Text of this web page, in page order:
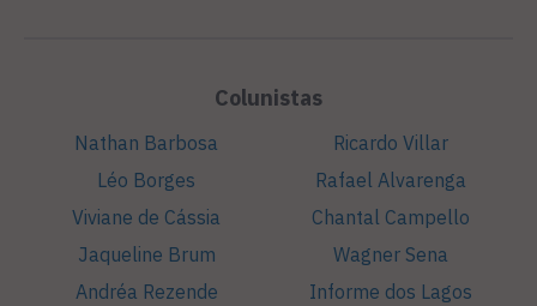
Colunistas
Nathan Barbosa
Léo Borges
Viviane de Cássia
Jaqueline Brum
Andréa Rezende
Ricardo Villar
Rafael Alvarenga
Chantal Campello
Wagner Sena
Informe dos Lagos